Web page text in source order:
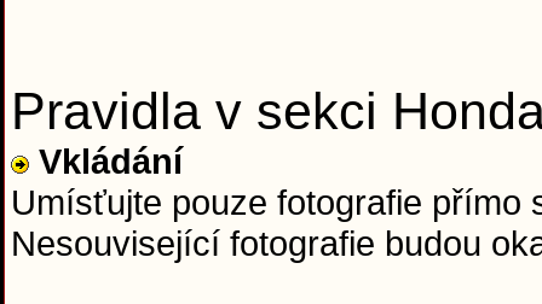
Pravidla v sekci
Vkládání
Umísťujte pouze fotografie přímo
Nesouvisející fotografie budou